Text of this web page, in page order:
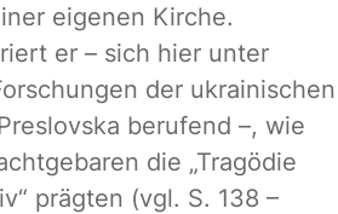
eigenen Kirche.
er – sich hier unter
der ukrainischen
berufend –, wie
die „Tragödie
prägten (vgl. S. 138 –